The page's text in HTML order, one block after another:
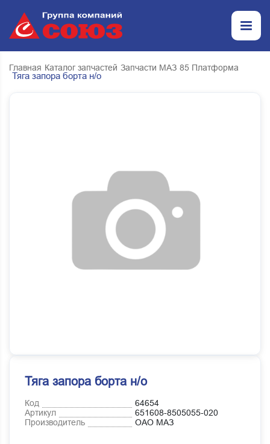
Главная Каталог запчастей Запчасти МАЗ 85 Платформа
Тяга запора борта н/о
Тяга запора борта н/о
Код
64654
Артикул
651608-8505055-020
Производитель
ОАО МАЗ